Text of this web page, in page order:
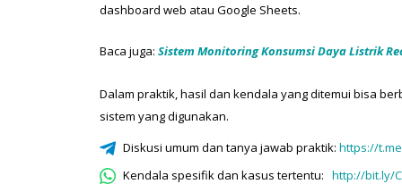
dashboard web atau Google Sheets.
Baca juga: Sistem Monitoring Konsumsi Daya Listrik
Dalam praktik, hasil dan kendala yang ditemui bisa
sistem yang digunakan.
Diskusi umum dan tanya jawab praktik: https://
Kendala spesifik dan kasus tertentu: http://bit.ly/